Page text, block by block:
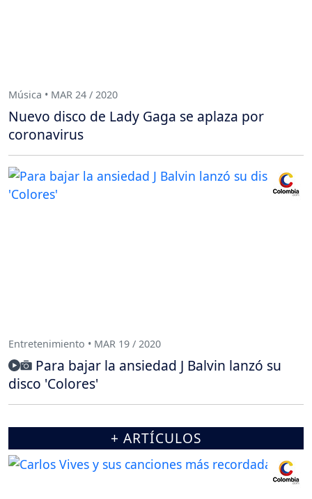
Música • MAR 24 / 2020
Nuevo disco de Lady Gaga se aplaza por
coronavirus
Entretenimiento • MAR 19 / 2020
Para bajar la ansiedad J Balvin lanzó su
disco 'Colores'
+ ARTÍCULOS